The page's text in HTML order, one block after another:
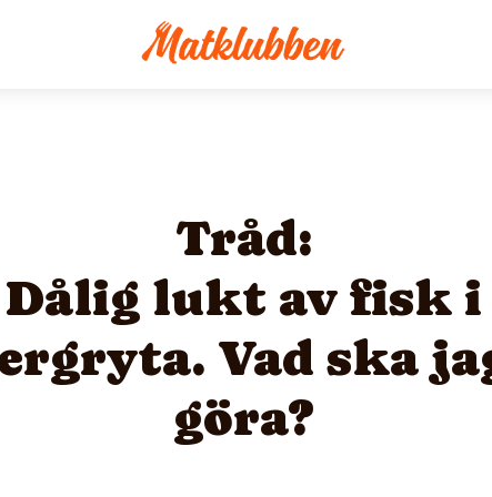
Tråd:
Dålig lukt av fisk i
Vad ska
göra?